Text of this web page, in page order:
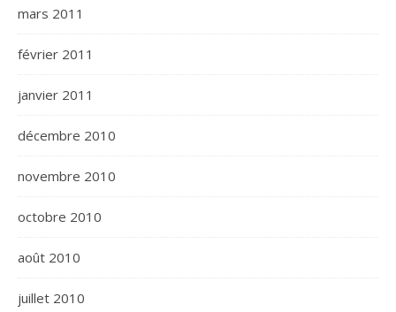
mars 2011
février 2011
janvier 2011
décembre 2010
novembre 2010
octobre 2010
août 2010
juillet 2010